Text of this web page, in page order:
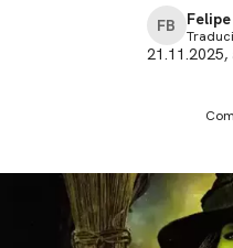
FB
21.11.2025,